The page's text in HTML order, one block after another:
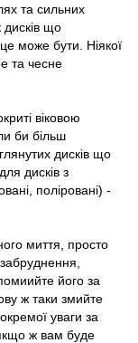
та сильних
що
може бути. Ніякої
та чесне
віковою
би більш
дисків що
дисків з
поліровані) -
миття, просто
його за
ж таки змийте
уваги за
ж вам буде